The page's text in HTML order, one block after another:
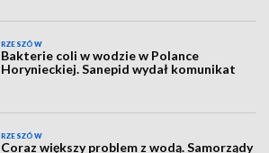
RZESZÓW
Bakterie coli w wodzie w Polance
Horynieckiej. Sanepid wydał komunikat
RZESZÓW
Coraz większy problem z wodą. Samorządy